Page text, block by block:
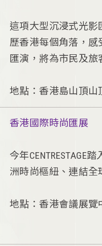
這項大型沉浸式光影
歷香港每個角落，
匯演，將為市民及旅
地點：香港島山頂山
香港國際時尚匯展
今年
洲時尚樞紐、連結全
地點：香港會議展覽